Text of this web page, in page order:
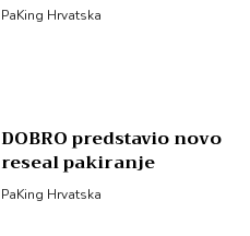
PaKing Hrvatska
DOBRO predstavio novo
reseal pakiranje
PaKing Hrvatska